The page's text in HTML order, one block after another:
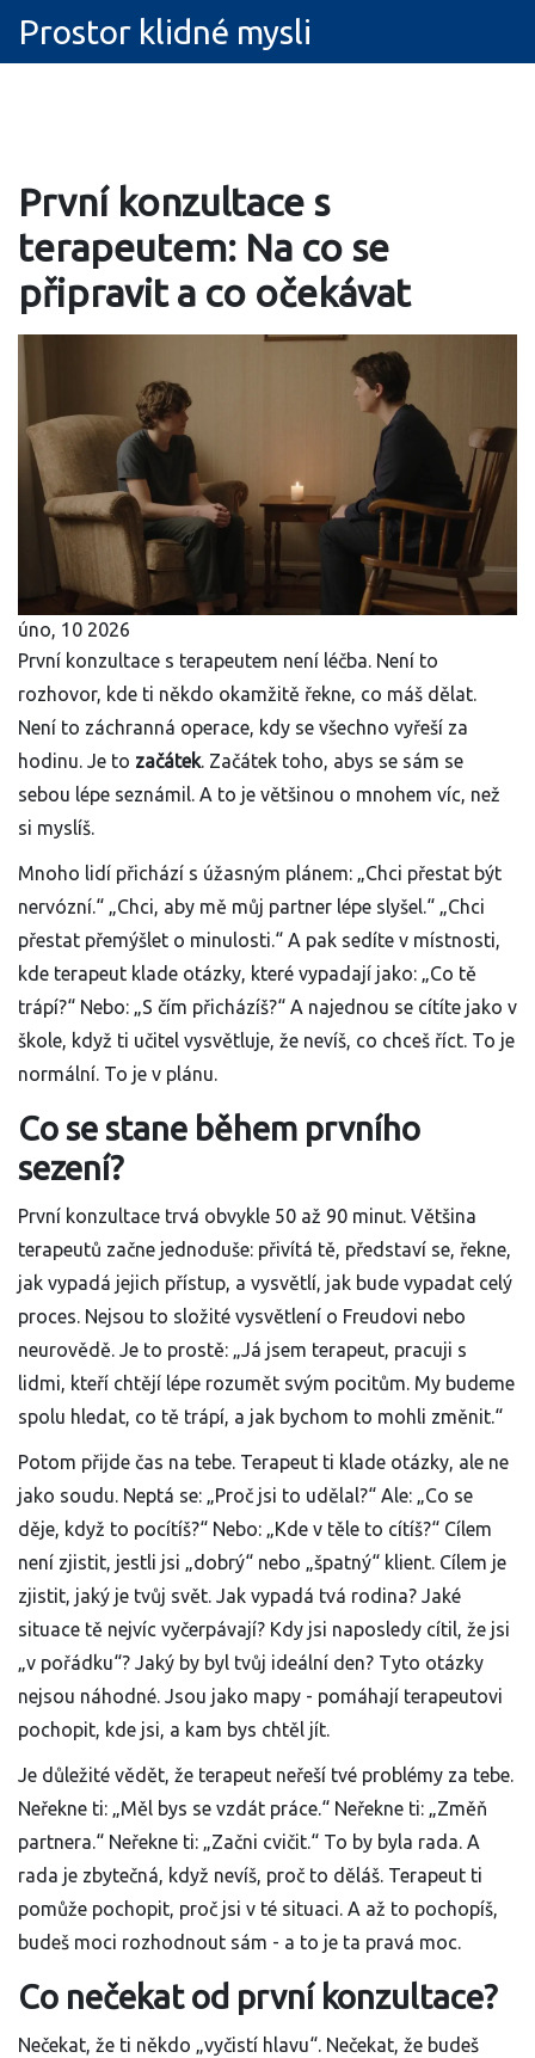
Prostor klidné mysli
První konzultace s
terapeutem: Na co se
připravit a co očekávat
úno, 10 2026
První konzultace s terapeutem není léčba. Není to
rozhovor, kde ti někdo okamžitě řekne, co máš dělat.
Není to záchranná operace, kdy se všechno vyřeší za
hodinu. Je to začátek. Začátek toho, abys se sám se
sebou lépe seznámil. A to je většinou o mnohem víc, než
si myslíš.
Mnoho lidí přichází s úžasným plánem: „Chci přestat být
nervózní.“ „Chci, aby mě můj partner lépe slyšel.“ „Chci
přestat přemýšlet o minulosti.“ A pak sedíte v místnosti,
kde terapeut klade otázky, které vypadají jako: „Co tě
trápí?“ Nebo: „S čím přicházíš?“ A najednou se cítíte jako v
škole, když ti učitel vysvětluje, že nevíš, co chceš říct. To je
normální. To je v plánu.
Co se stane během prvního
sezení?
První konzultace trvá obvykle 50 až 90 minut. Většina
terapeutů začne jednoduše: přivítá tě, představí se, řekne,
jak vypadá jejich přístup, a vysvětlí, jak bude vypadat celý
proces. Nejsou to složité vysvětlení o Freudovi nebo
neurovědě. Je to prostě: „Já jsem terapeut, pracuji s
lidmi, kteří chtějí lépe rozumět svým pocitům. My budeme
spolu hledat, co tě trápí, a jak bychom to mohli změnit.“
Potom přijde čas na tebe. Terapeut ti klade otázky, ale ne
jako soudu. Neptá se: „Proč jsi to udělal?“ Ale: „Co se
děje, když to pocítíš?“ Nebo: „Kde v těle to cítíš?“ Cílem
není zjistit, jestli jsi „dobrý“ nebo „špatný“ klient. Cílem je
zjistit, jaký je tvůj svět. Jak vypadá tvá rodina? Jaké
situace tě nejvíc vyčerpávají? Kdy jsi naposledy cítil, že jsi
„v pořádku“? Jaký by byl tvůj ideální den? Tyto otázky
nejsou náhodné. Jsou jako mapy - pomáhají terapeutovi
pochopit, kde jsi, a kam bys chtěl jít.
Je důležité vědět, že terapeut neřeší tvé problémy za tebe.
Neřekne ti: „Měl bys se vzdát práce.“ Neřekne ti: „Změň
partnera.“ Neřekne ti: „Začni cvičit.“ To by byla rada. A
rada je zbytečná, když nevíš, proč to děláš. Terapeut ti
pomůže pochopit, proč jsi v té situaci. A až to pochopíš,
budeš moci rozhodnout sám - a to je ta pravá moc.
Co nečekat od první konzultace?
Nečekat, že ti někdo „vyčistí hlavu“. Nečekat, že budeš